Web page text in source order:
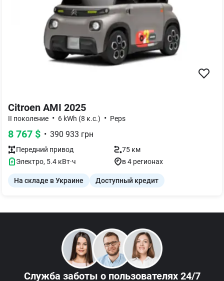
Citroen AMI 2025
II поколение • 6 kWh (8 к.с.) • Peps
8 767 $ • 390 933 грн
Передний привод
75 км
Электро, 5.4 кВт·ч в 4 регионах
На складе в Украине Доступный кредит
Служба заботы о пользователях 24/7